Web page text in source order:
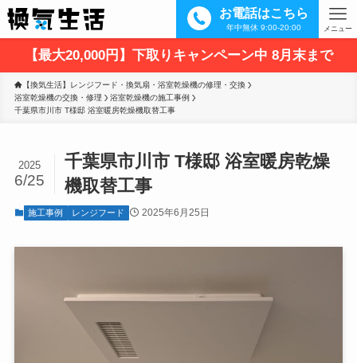
お電話はこちら
年中無休 9:00-20:00 メニュー
【最大20,000円】下取りキャンペーン中 8月末まで
【換気生活】レンジフード・換気扇・浴室乾燥機の修理・交換
浴室乾燥機の交換・修理
浴室乾燥機の施工事例
千葉県市川市 T様邸 浴室暖房乾燥機取替工事
千葉県市川市 T様邸 浴室暖房乾燥
機取替工事
2025
6/25
施工事例 レンジフード 2025年6月25日